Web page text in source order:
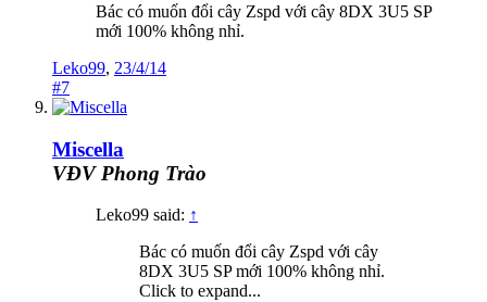
Bác có muốn đổi cây Zspd với cây 8DX 3U5 SP
mới 100% không nhỉ.
Leko99, 23/4/14
#7
Miscella
VĐV Phong Trào
Leko99 said: ↑
Bác có muốn đổi cây Zspd với cây
8DX 3U5 SP mới 100% không nhỉ.
Click to expand...